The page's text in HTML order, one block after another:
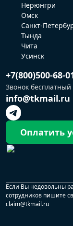
Нерюнгри
Омск
Санкт-
Тында
Чита
Усинск
+7(800)500-68-
Звонок бесплатный
info@tkmail.ru
Оплатить
Если Вы недовольны
сотрудников пишите
claim@tkmail.ru